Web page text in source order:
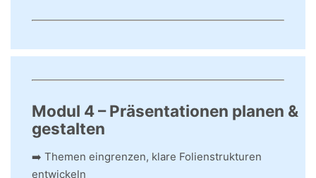
Modul 4 – Präsentationen planen &
gestalten
➡️ Themen eingrenzen, klare Folienstrukturen
entwickeln